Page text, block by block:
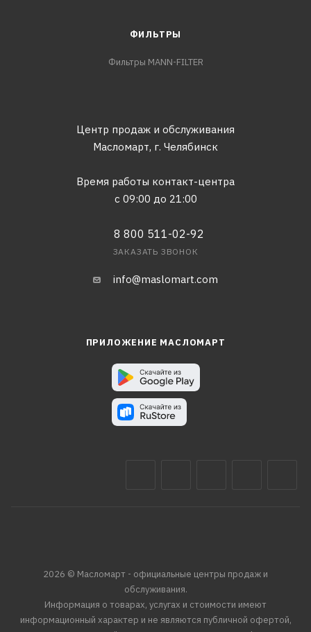
ФИЛЬТРЫ
Фильтры MANN-FILTER
Центр продаж и обслуживания
Масломарт, г. Челябинск
Время работы контакт-центра
с 09:00 до 21:00
8 800 511-02-92
ЗАКАЗАТЬ ЗВОНОК
info@maslomart.com
ПРИЛОЖЕНИЕ МАСЛОМАРТ
2026 © Масломарт - официальные центры продаж и
обслуживания.
Информация о товарах, услугах и стоимости имеют
информационный характер и не являются публичной офертой,